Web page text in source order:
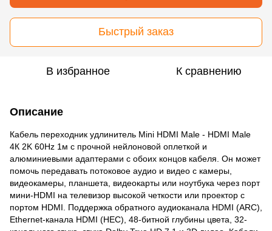
Быстрый заказ
В избранное К сравнению
Описание
Кабель переходник удлинитель Mini HDMI Male - HDMI Male
4К 2K 60Hz 1м c прочной нейлоновой оплеткой и
алюминиевыми адаптерами с обоих концов кабеля. Он может
помочь передавать потоковое аудио и видео с камеры,
видеокамеры, планшета, видеокарты или ноутбука через порт
мини-HDMI на телевизор высокой четкости или проектор с
портом HDMI. Поддержка обратного аудиоканала HDMI (ARC),
Ethernet-канала HDMI (HEC), 48-битной глубины цвета, 32-